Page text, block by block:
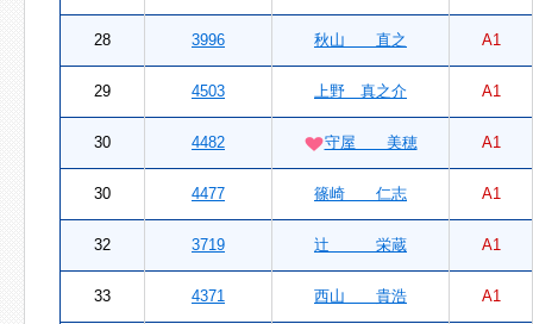
28 3996 秋山 直之 A1
29 4503 上野 真之介 A1
30 4482 守屋 美穂 A1
30 4477 篠崎 仁志 A1
32 3719 辻 栄蔵 A1
33 4371 西山 貴浩 A1